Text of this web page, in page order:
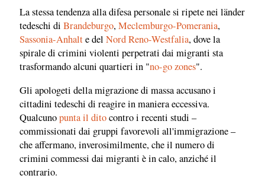
La stessa tendenza alla difesa personale si ripete nei länder
tedeschi di Brandeburgo,Meclemburgo-Pomerania,
Sassonia-Anhalte del Nord Reno-Westfalia, dove la
spirale di crimini violenti perpetrati dai migranti sta
trasformando alcuni quartieri in "no-go zones".
Gli apologeti della migrazione di massa accusano i
cittadini tedeschi di reagire in maniera eccessiva.
Qualcunopunta il ditocontro i recenti studi –
commissionati dai gruppi favorevoli all'immigrazione –
che affermano, inverosimilmente, che il numero di
crimini commessi dai migranti è in calo, anziché il
contrario.